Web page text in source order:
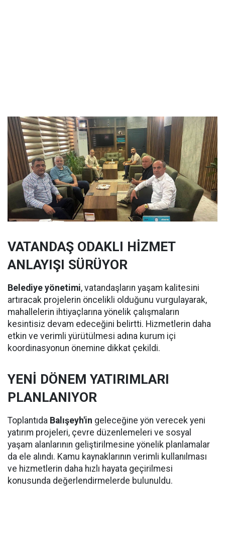
VATANDAŞ ODAKLI HİZMET
ANLAYIŞI SÜRÜYOR
Belediye yönetimi, vatandaşların yaşam kalitesini
artıracak projelerin öncelikli olduğunu vurgulayarak,
mahallelerin ihtiyaçlarına yönelik çalışmaların
kesintisiz devam edeceğini belirtti. Hizmetlerin daha
etkin ve verimli yürütülmesi adına kurum içi
koordinasyonun önemine dikkat çekildi.
YENİ DÖNEM YATIRIMLARI
PLANLANIYOR
Toplantıda Balışeyh'in geleceğine yön verecek yeni
yatırım projeleri, çevre düzenlemeleri ve sosyal
yaşam alanlarının geliştirilmesine yönelik planlamalar
da ele alındı. Kamu kaynaklarının verimli kullanılması
ve hizmetlerin daha hızlı hayata geçirilmesi
konusunda değerlendirmelerde bulunuldu.